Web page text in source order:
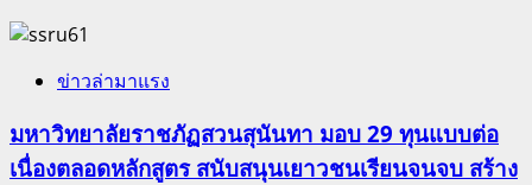
ข่าวล่ามาแรง
มหาวิทยาลัยราชภัฏสวนสุนันทา มอบ 29 ทุนแบบต่อ
เนื่องตลอดหลักสูตร สนับสนุนเยาวชนเรียนจนจบ สร้าง